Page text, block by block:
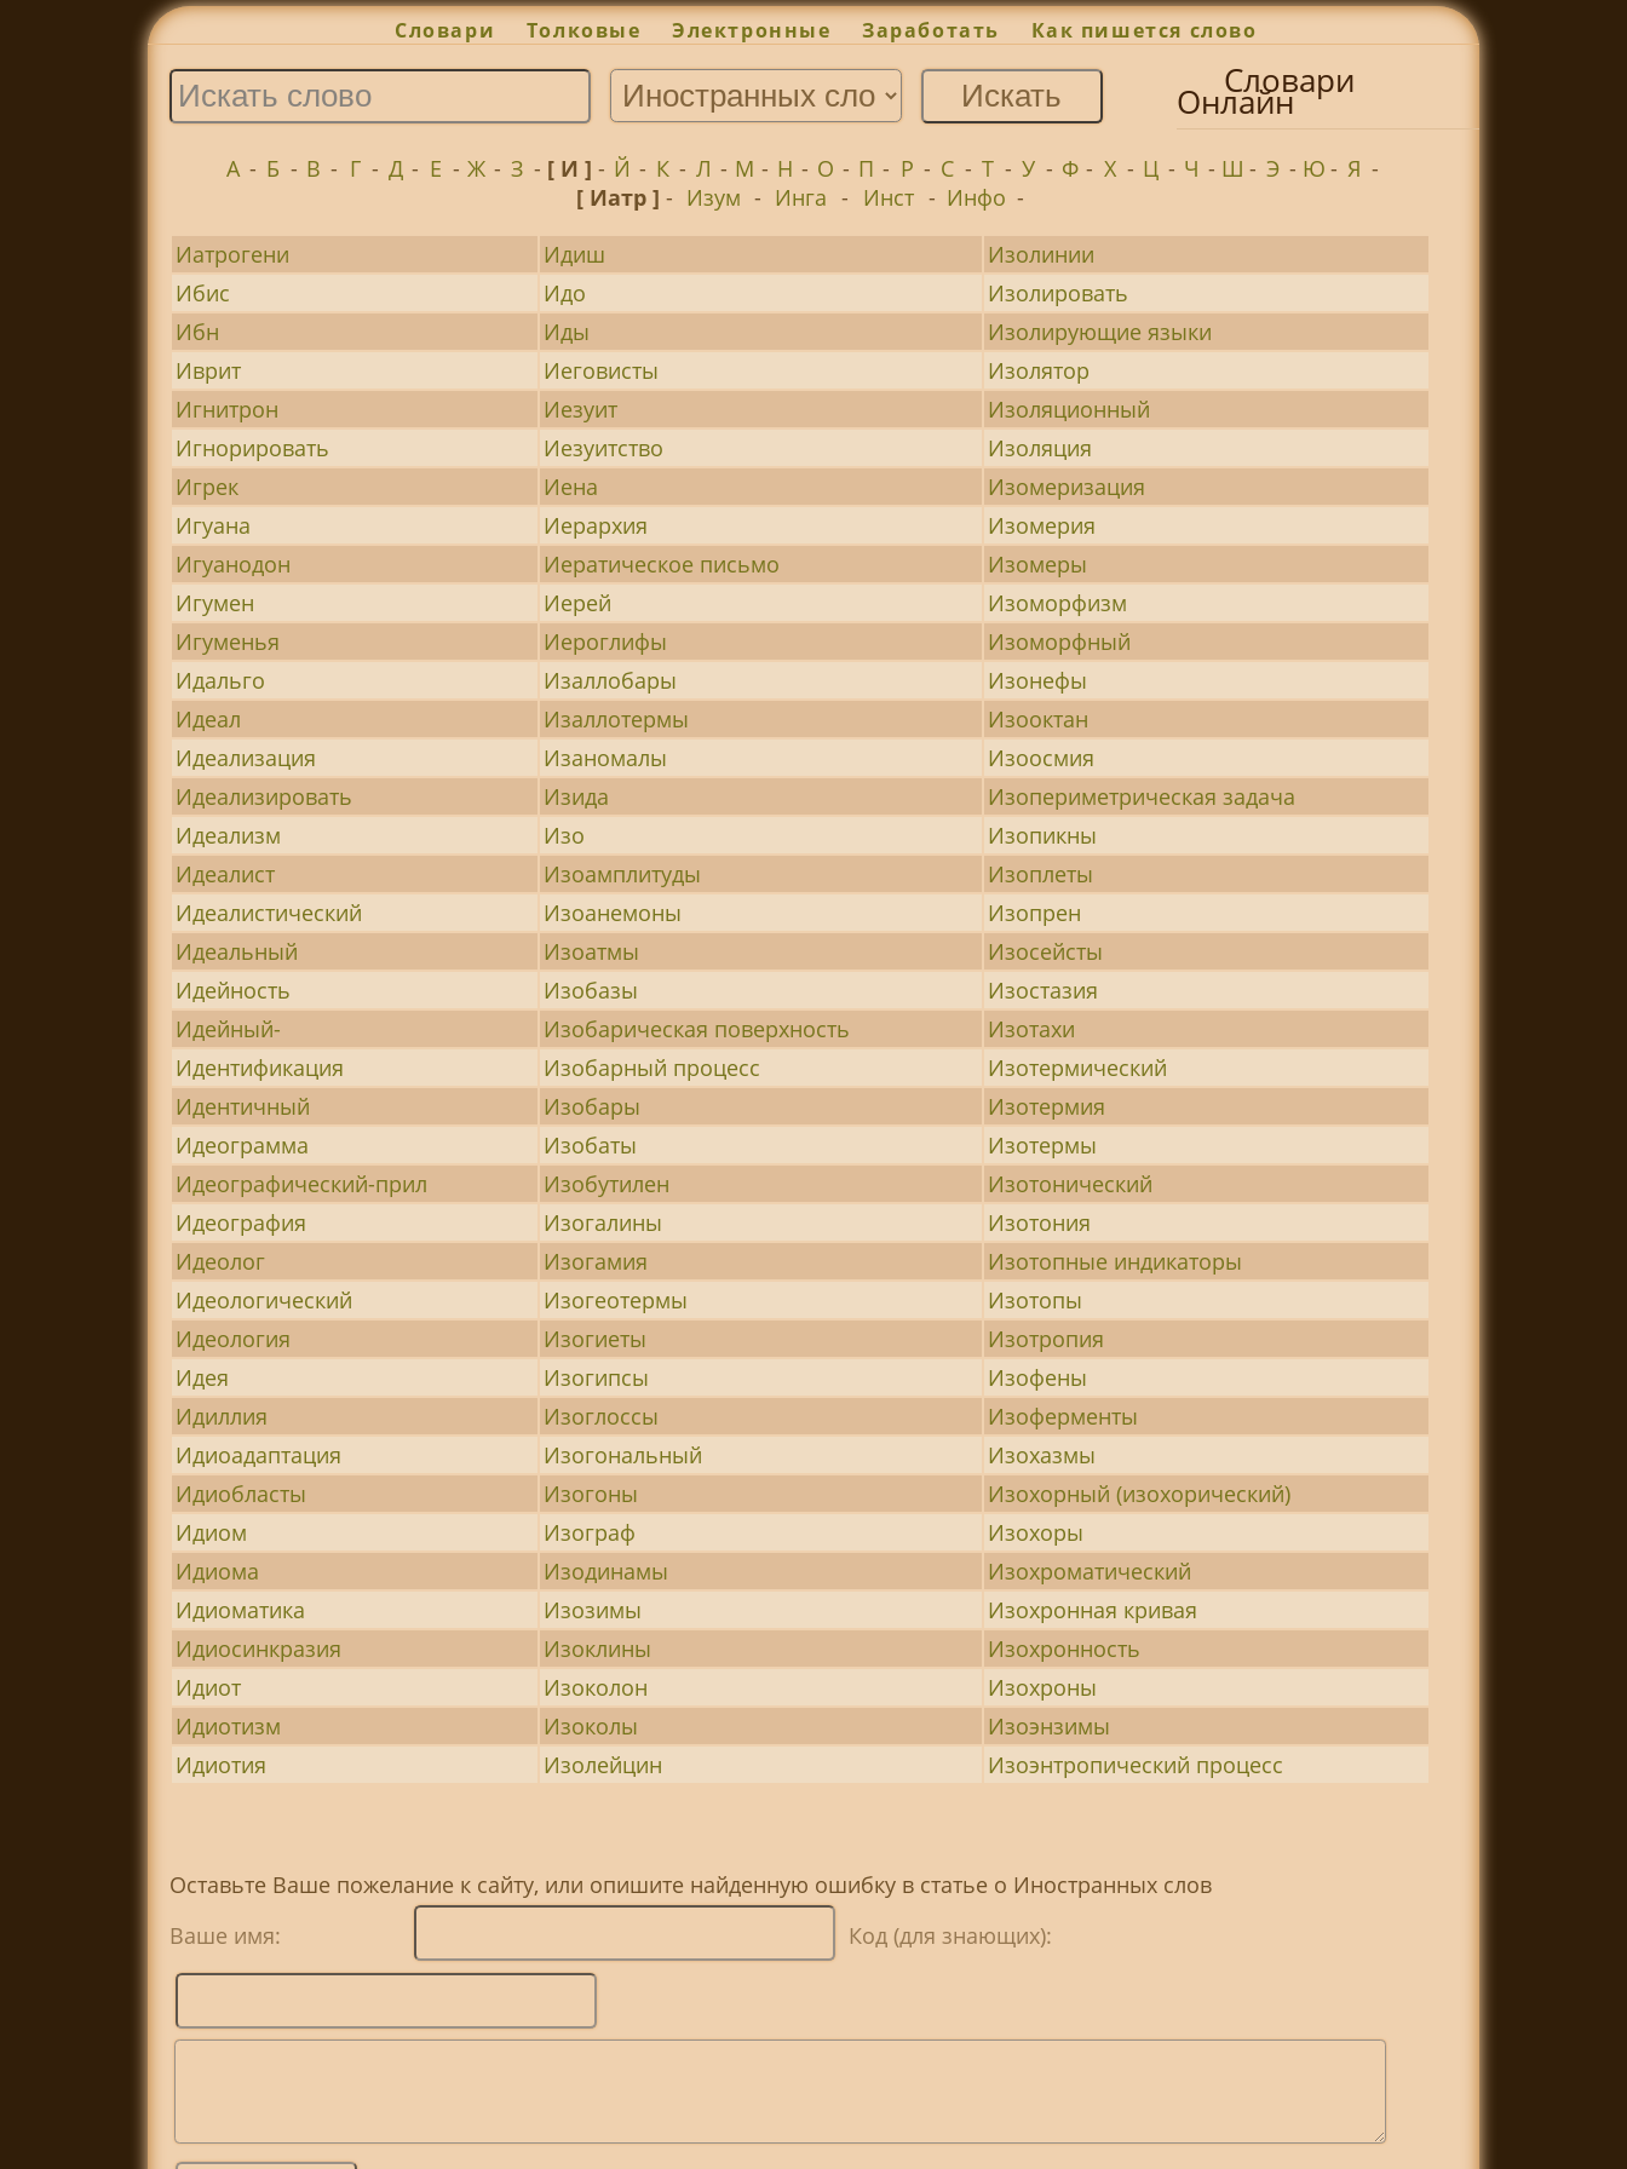
Словари Толковые Электронные Заработать Как пишется слово
Словари
Онлайн
А - Б - В - Г - Д - Е - Ж - З - [ И ]- Й - К - Л - М - Н - О - П - Р - С - Т - У - Ф - Х - Ц - Ч - Ш - Э - Ю- Я -
[ Иатр ]- Изум - Инга - Инст - Инфо -
Иатрогени
Идиш
Изолинии
Ибис
Идо
Изолировать
Ибн
Иды
Изолирующие языки
Иврит
Иеговисты
Изолятор
Игнитрон
Иезуит
Изоляционный
Игнорировать
Иезуитство
Изоляция
Игрек
Иена
Изомеризация
Игуана
Иерархия
Изомерия
Игуанодон
Иератическое письмо
Изомеры
Игумен
Иерей
Изоморфизм
Игуменья
Иероглифы
Изоморфный
Идальго
Изаллобары
Изонефы
Идеал
Изаллотермы
Изооктан
Идеализация
Изаномалы
Изоосмия
Идеализировать
Изида
Изопериметрическая задача
Идеализм
Изо
Изопикны
Идеалист
Изоамплитуды
Изоплеты
Идеалистический
Изоанемоны
Изопрен
Идеальный
Изоатмы
Изосейсты
Идейность
Изобазы
Изостазия
Идейный-
Изобарическая поверхность
Изотахи
Идентификация
Изобарный процесс
Изотермический
Идентичный
Изобары
Изотермия
Идеограмма
Изобаты
Изотермы
Идеографический-прил
Изобутилен
Изотонический
Идеография
Изогалины
Изотония
Идеолог
Изогамия
Изотопные индикаторы
Идеологический
Изогеотермы
Изотопы
Идеология
Изогиеты
Изотропия
Идея
Изогипсы
Изофены
Идиллия
Изоглоссы
Изоферменты
Идиоадаптация
Изогональный
Изохазмы
Идиобласты
Изогоны
Изохорный (изохорический)
Идиом
Изограф
Изохоры
Идиома
Изодинамы
Изохроматический
Идиоматика
Изозимы
Изохронная кривая
Идиосинкразия
Изоклины
Изохронность
Идиот
Изоколон
Изохроны
Идиотизм
Изоколы
Изоэнзимы
Идиотия
Изолейцин Изоэнтропический процесс
Оставьте Ваше пожелание к сайту, или опишите найденную ошибку в статье о Иностранных слов
Ваше имя:
Код (для знающих):